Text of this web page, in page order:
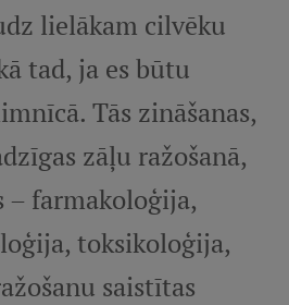
of Research
lielākam cilvēku
tad, ja es būtu
Tās zināšanas,
zāļu ražošanā,
– farmakoloģija,
toksikoloģija,
saistītas